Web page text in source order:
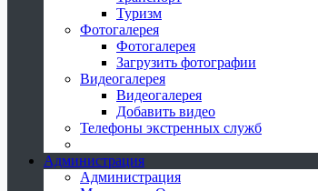
Туризм
Фотогалерея
Фотогалерея
Загрузить фотографии
Видеогалерея
Видеогалерея
Добавить видео
Телефоны экстренных служб
Администрация
Администрация